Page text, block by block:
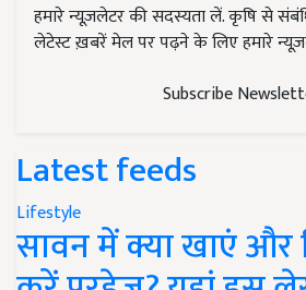
हमारे न्यूज़लेटर की सदस्यता लें. कृषि से
लेटेस्ट ख़बरें मेल पर पढ़ने के लिए हमारे
Subscribe
Latest feeds
Lifestyle
सावन में क्या खाएं और